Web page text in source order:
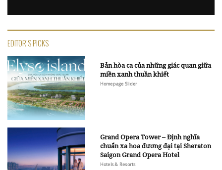
EDITOR'S PICKS
Bản hòa ca của những giác quan giữa
miền xanh thuần khiết
Homepage Slider
Grand Opera Tower – Định nghĩa
chuẩn xa hoa đương đại tại Sheraton
Saigon Grand Opera Hotel
Hotels & Resorts